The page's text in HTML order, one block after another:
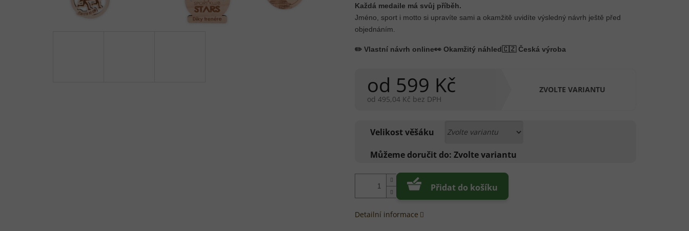
od 599 Kč
od 495,04 Kč bez DPH
ZVOLTE VARIANTU
Velikost věšáku
Můžeme doručit do: Zvolte variantu
Přidat do košíku
Každá medaile má svůj příběh.
Jméno, sport i motto si upravíte sami a okamžitě uvidíte výsledný návrh ještě před
objednáním.
✏️ Vlastní návrh online👀 Okamžitý náhled 🇨🇿 Česká výroba
Detailní informace